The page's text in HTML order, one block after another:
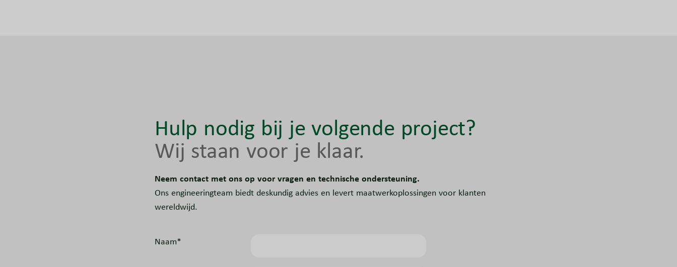
Hulp nodig bij je volgende project?
Wij staan voor je klaar.
Neem contact met ons op voor vragen en technische ondersteuning.
Ons engineeringteam biedt deskundig advies en levert maatwerkoplossingen voor klanten
wereldwijd.
Naam*